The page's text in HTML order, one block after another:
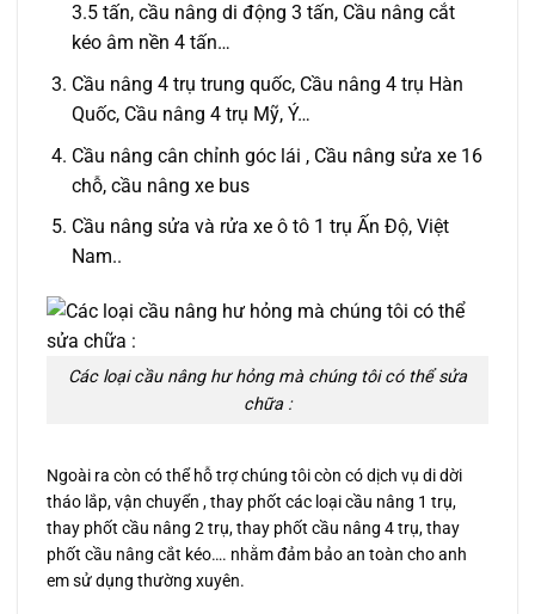
3.5 tấn, cầu nâng di động 3 tấn, Cầu nâng cắt
kéo âm nền 4 tấn…
Cầu nâng 4 trụ trung quốc, Cầu nâng 4 trụ Hàn
Quốc, Cầu nâng 4 trụ Mỹ, Ý…
Cầu nâng cân chỉnh góc lái , Cầu nâng sửa xe 16
chỗ, cầu nâng xe bus
Cầu nâng sửa và rửa xe ô tô 1 trụ Ấn Độ, Việt
Nam..
Các loại cầu nâng hư hỏng mà chúng tôi có thể sửa
chữa :
Ngoài ra còn có thể hỗ trợ chúng tôi còn có dịch vụ di dời
tháo lắp, vận chuyển , thay phốt các loại cầu nâng 1 trụ,
thay phốt cầu nâng 2 trụ, thay phốt cầu nâng 4 trụ, thay
phốt cầu nâng cắt kéo…. nhằm đảm bảo an toàn cho anh
em sử dụng thường xuyên.